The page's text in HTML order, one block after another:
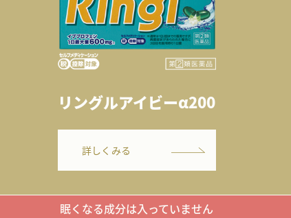
眠くなる成分は入っていません
リングルアイビーα200
詳しくみる